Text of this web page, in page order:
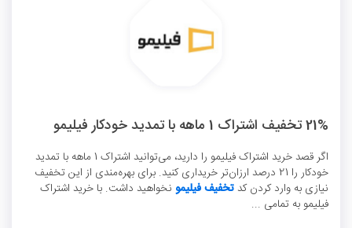
21% تخفیف اشتراک 1 ماهه با تمدید خودکار فیلیمو
اگر قصد خرید اشتراک فیلیمو را دارید، می‌توانید اشتراک 1 ماهه با تمدید
خودکار را 21 درصد ارزان‌تر خریداری کنید. برای بهره‌مندی از این تخفیف
نیازی به وارد کردن کد تخفیف فیلیمو نخواهید داشت. با خرید اشتراک
فیلیمو به تمامی ...